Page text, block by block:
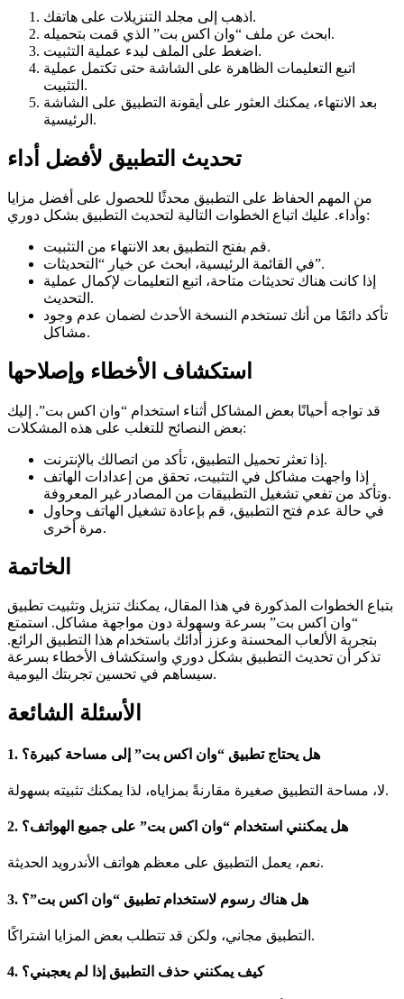
اذهب إلى مجلد التنزيلات على هاتفك.
ابحث عن ملف “وان اكس بت” الذي قمت بتحميله.
اضغط على الملف لبدء عملية التثبيت.
اتبع التعليمات الظاهرة على الشاشة حتى تكتمل عملية
التثبيت.
بعد الانتهاء، يمكنك العثور على أيقونة التطبيق على الشاشة
الرئيسية.
تحديث التطبيق لأفضل أداء
من المهم الحفاظ على التطبيق محدثًا للحصول على أفضل مزايا
وأداء. عليك اتباع الخطوات التالية لتحديث التطبيق بشكل دوري:
قم بفتح التطبيق بعد الانتهاء من التثبيت.
في القائمة الرئيسية، ابحث عن خيار “التحديثات”.
إذا كانت هناك تحديثات متاحة، اتبع التعليمات لإكمال عملية
التحديث.
تأكد دائمًا من أنك تستخدم النسخة الأحدث لضمان عدم وجود
مشاكل.
استكشاف الأخطاء وإصلاحها
قد تواجه أحيانًا بعض المشاكل أثناء استخدام “وان اكس بت”. إليك
بعض النصائح للتغلب على هذه المشكلات:
إذا تعثر تحميل التطبيق، تأكد من اتصالك بالإنترنت.
إذا واجهت مشاكل في التثبيت، تحقق من إعدادات الهاتف
وتأكد من تفعي تشغيل التطبيقات من المصادر غير المعروفة.
في حالة عدم فتح التطبيق، قم بإعادة تشغيل الهاتف وحاول
مرة أخرى.
الخاتمة
بتباع الخطوات المذكورة في هذا المقال، يمكنك تنزيل وتثبيت تطبيق
“وان اكس بت” بسرعة وسهولة دون مواجهة مشاكل. استمتع
بتجربة الألعاب المحسنة وعزز أدائك باستخدام هذا التطبيق الرائع.
تذكر أن تحديث التطبيق بشكل دوري واستكشاف الأخطاء بسرعة
سيساهم في تحسين تجربتك اليومية.
الأسئلة الشائعة
1. هل يحتاج تطبيق “وان اكس بت” إلى مساحة كبيرة؟
لا، مساحة التطبيق صغيرة مقارنةً بمزاياه، لذا يمكنك تثبيته بسهولة.
2. هل يمكنني استخدام “وان اكس بت” على جميع الهواتف؟
نعم، يعمل التطبيق على معظم هواتف الأندرويد الحديثة.
3. هل هناك رسوم لاستخدام تطبيق “وان اكس بت”؟
التطبيق مجاني، ولكن قد تتطلب بعض المزايا اشتراكًا.
4. كيف يمكنني حذف التطبيق إذا لم يعجبني؟